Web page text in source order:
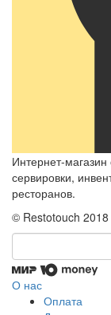
Интернет-
сервировки,
ресторанов.
© Restotouch
О нас
Оплата